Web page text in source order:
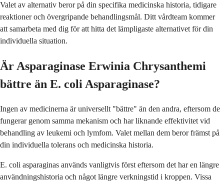
Valet av alternativ beror på din specifika medicinska historia, tidigare
reaktioner och övergripande behandlingsmål. Ditt vårdteam kommer
att samarbeta med dig för att hitta det lämpligaste alternativet för din
individuella situation.
Är Asparaginase Erwinia Chrysanthemi
bättre än E. coli Asparaginase?
Ingen av medicinerna är universellt "bättre" än den andra, eftersom de
fungerar genom samma mekanism och har liknande effektivitet vid
behandling av leukemi och lymfom. Valet mellan dem beror främst på
din individuella tolerans och medicinska historia.
E. coli asparaginas används vanligtvis först eftersom det har en längre
användningshistoria och något längre verkningstid i kroppen. Vissa